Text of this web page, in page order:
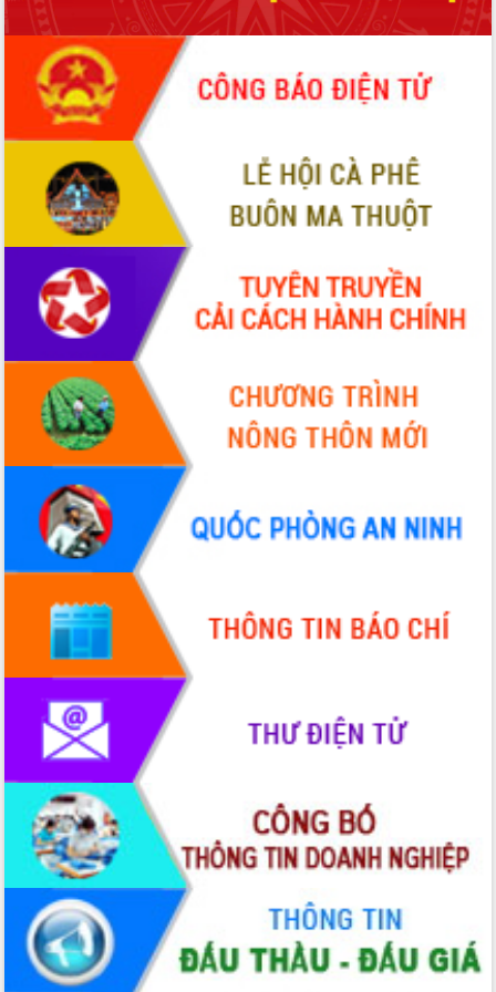
Chuyển đổi số 'mở đường' cho nông
nghiệp Đắk Lắk tăng trưởng bứt phá
Triển khai đồng bộ đo đạc, lập hồ sơ
địa chính, hoàn thiện cơ sở dữ liệu đất
đai
Ứng dụng sinh trắc học - Bước tiến
trong hành trình chuyển đổi số tại Đắk
Đắk Lắk nâng cao hiệu quả công tác
Đảng từ Sổ tay đảng viên điện tử
Đắk Lắk đẩy mạnh nuôi biển công
nghệ, hướng tới phát triển thủy sản
bền vững
Tập huấn nâng cao năng lực triển khai
chuyển đổi số cho cán bộ, công chức
cấp xã
Đắk Lắk phát động hưởng ứng Ngày
Quyền của người tiêu dùng Việt Nam
2026
Đẩy mạnh cải cách hành chính, quyết
tâm đạt được mục tiêu tăng trưởng
hai con số trong năm 2026
Tổ chức trang trọng Lễ hội Đền thờ
Lương Văn Chánh năm 2026
Phó Bí thư Tỉnh ủy Đắk Lắk Đỗ Hữu
Huy giữ chức Bí thư Đảng ủy Ủy Ban
Nhân dân tỉnh
Bệnh án điện tử thúc đẩy chuyển đổi
số y tế tại Đắk Lắk
Chuyển đổi số thư viện: Mở rộng
không gian tri thức trong thời đại số
Đánh giá, rút kinh nghiệm công tác tổ
chức diễn tập trước ngày bầu cử
Chương trình “Gặp gỡ hữu nghị –
Friendship Meeting New Year 2026”
Bầu cử Quốc hội và HĐND: Cử tri Đắk
Lắk gửi gắm niềm tin, kỳ vọng vào lá
phiếu
Đắk Lắk sẵn sàng các điều kiện cho
Ngày hội bầu cử đại biểu Quốc hội
khóa XVI và HĐND các cấp nhiệm kỳ